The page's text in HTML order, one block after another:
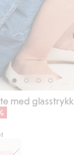
med glasstrykk